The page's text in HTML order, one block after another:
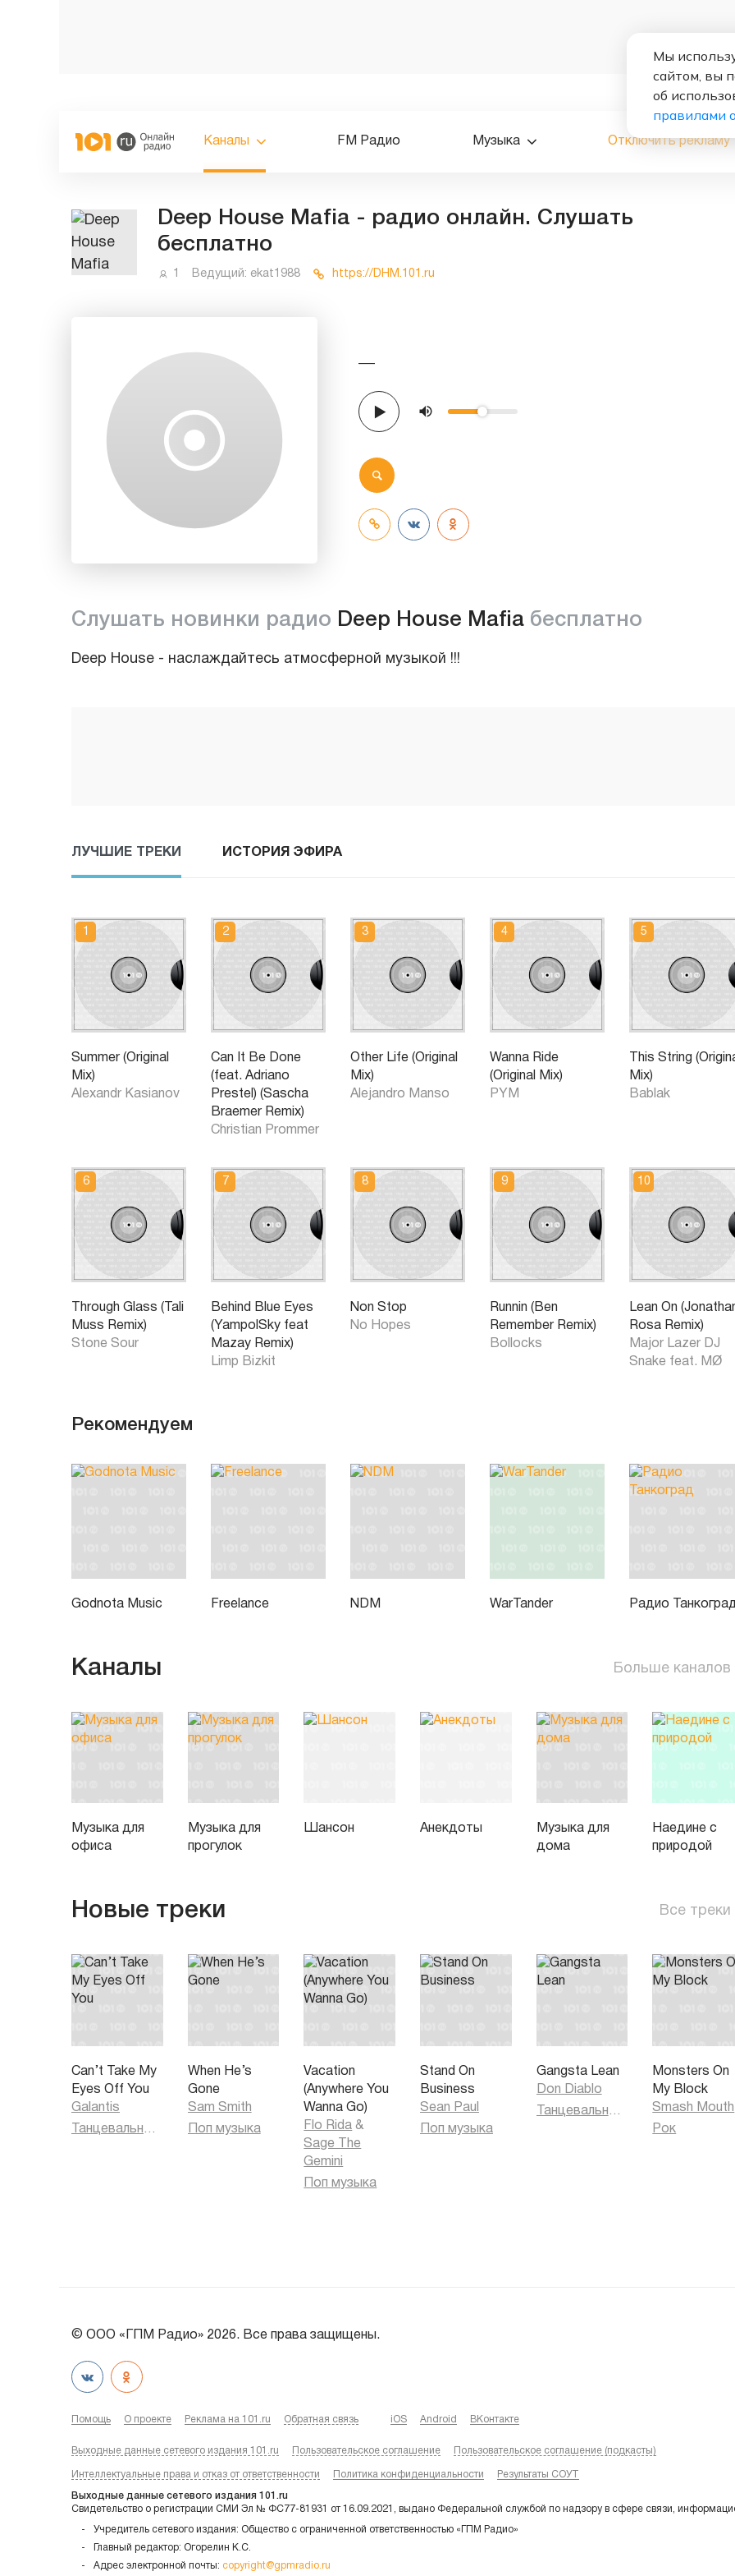
Каналы FM Радио Музыка Отключить рекламу
Deep House Mafia - радио онлайн. Слушать
бесплатно
1 Ведущий: ekat1988 https://DHM.101.ru
—
Слушать новинки радио Deep House Mafia бесплатно
Deep House - наслаждайтесь атмосферной музыкой !!!
ЛУЧШИЕ ТРЕКИ ИСТОРИЯ ЭФИРА
Summer (Original
Mix)
Alexandr Kasianov
Can It Be Done
(feat. Adriano
Prestel) (Sascha
Braemer Remix)
Christian Prommer
Other Life (Original
Mix)
Alejandro Manso
Wanna Ride
(Original Mix)
PYM
This String
Mix)
Bablak
Through Glass (Tali
Muss Remix)
Stone Sour
Behind Blue Eyes
(YampolSky feat
Mazay Remix)
Limp Bizkit
Non Stop
No Hopes
Runnin (Ben
Remember Remix)
Bollocks
Lean On
Rosa Remix)
Major Lazer DJ
Snake feat. MØ
Рекомендуем
Godnota Music Freelance NDM WarTander Радио
Каналы Больше каналов
Музыка для
офиса
Музыка для
прогулок
Шансон Анекдоты
Музыка для
дома
Наедине с
природой
Новые треки Все треки
Can’t Take My
Eyes Off You
Galantis
Танцевальная музыка
When He’s
Gone
Sam Smith
Поп музыка
Vacation
(Anywhere You
Wanna Go)
Flo Rida &
Sage The
Gemini
Поп музыка
Stand On
Business
Sean Paul
Поп музыка
Gangsta Lean
Don Diablo
Танцевальная музыка
Monsters On
My Block
Smash Mouth
Рок
© ООО «ГПМ Радио» 2026. Все права защищены.
Помощь О проекте Реклама на 101.ru Обратная связь iOS Android ВКонтакте
Выходные данные сетевого издания 101.ru Пользовательское соглашение Пользовательское соглашение (подкасты)
Интеллектуальные права и отказ от ответственности Политика конфиденциальности Результаты СОУТ
Выходные данные сетевого издания 101.ru
Свидетельство о регистрации СМИ Эл № ФС77-81931 от 16.09.2021, выдано Федеральной службой по надзору в сфере связи,
Учредитель сетевого издания: Общество с ограниченной ответственностью «ГПМ Радио»
Главный редактор: Огорелин К.С.
Адрес электронной почты: copyright@gpmradio.ru
Мы
сайтом, вы
об
правилами